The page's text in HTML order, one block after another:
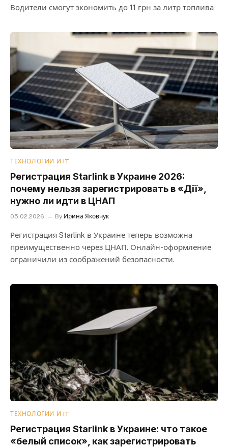
Водители смогут экономить до 11 грн за литр топлива
ТЕХНОЛОГИИ И IT
Регистрация Starlink в Украине 2026:
почему нельзя зарегистрировать в «Дії»,
нужно ли идти в ЦНАП
05.02.2026 By Ирина Яковчук
Регистрация Starlink в Украине теперь возможна
преимущественно через ЦНАП. Онлайн-оформление
ограничили из соображений безопасности.
ТЕХНОЛОГИИ И IT
Регистрация Starlink в Украине: что такое
«белый список», как зарегистрировать